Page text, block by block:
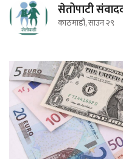
सेतोपाटी
काठमाडौं, साउन २९